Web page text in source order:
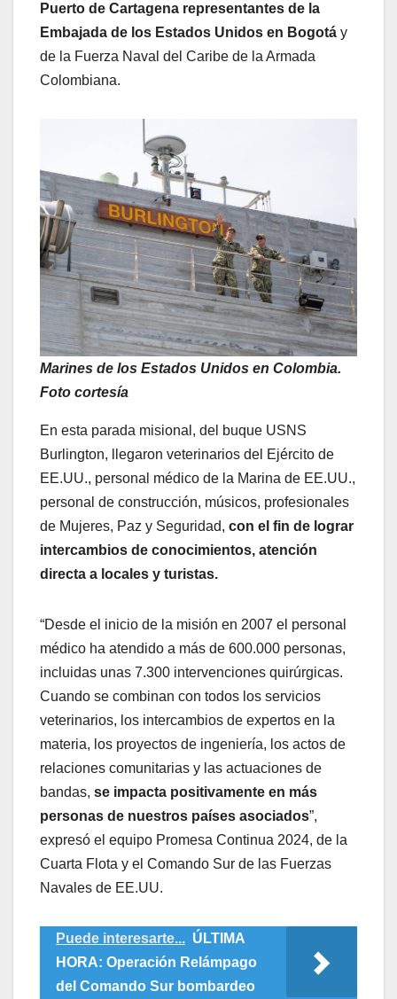
Puerto de Cartagena representantes de la
Embajada de los Estados Unidos en Bogotá y
de la Fuerza Naval del Caribe de la Armada
Colombiana.
Marines de los Estados Unidos en Colombia.
Foto cortesía
En esta parada misional, del buque USNS
Burlington, llegaron veterinarios del Ejército de
EE.UU., personal médico de la Marina de EE.UU.,
personal de construcción, músicos, profesionales
de Mujeres, Paz y Seguridad, con el fin de lograr
intercambios de conocimientos, atención
directa a locales y turistas.
“Desde el inicio de la misión en 2007 el personal
médico ha atendido a más de 600.000 personas,
incluidas unas 7.300 intervenciones quirúrgicas.
Cuando se combinan con todos los servicios
veterinarios, los intercambios de expertos en la
materia, los proyectos de ingeniería, los actos de
relaciones comunitarias y las actuaciones de
bandas, se impacta positivamente en más
personas de nuestros países asociados”,
expresó el equipo Promesa Continua 2024, de la
Cuarta Flota y el Comando Sur de las Fuerzas
Navales de EE.UU.
Puede interesarte... ÚLTIMA
HORA: Operación Relámpago
del Comando Sur bombardeo